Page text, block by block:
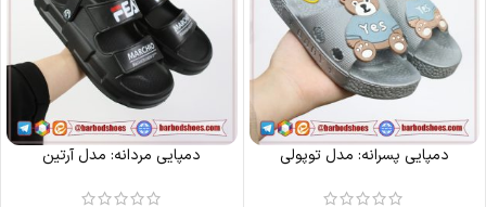
دمپایی پسرانه: مدل توپولی دمپایی مردانه: مدل آرتین